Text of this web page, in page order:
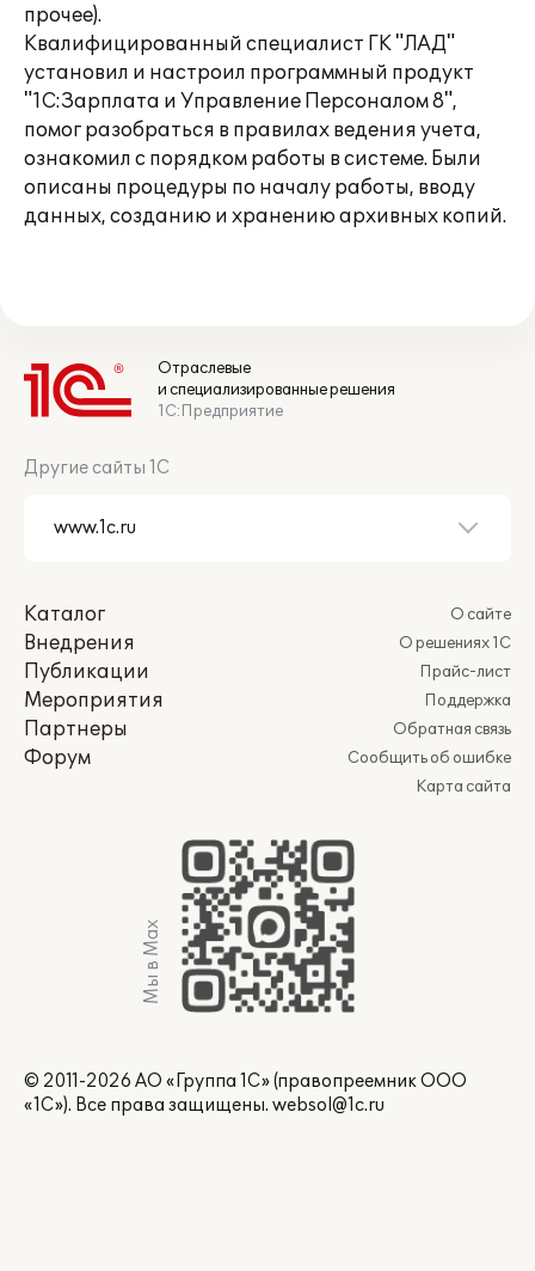
прочее).
Квалифицированный специалист ГК "ЛАД"
установил и настроил программный продукт
"1С:Зарплата и Управление Персоналом 8",
помог разобраться в правилах ведения учета,
ознакомил с порядком работы в системе. Были
описаны процедуры по началу работы, вводу
данных, созданию и хранению архивных копий.
Отраслевые
и специализированные решения
1С:Предприятие
Другие сайты 1С
Каталог
Внедрения
Публикации
Мероприятия
Партнеры
Форум
О сайте
О решениях 1С
Прайс-лист
Поддержка
Обратная связь
Сообщить об ошибке
Карта сайта
Мы в Max
© 2011-2026 АО «Группа 1С» (правопреемник ООО
«1С»). Все права защищены. websol@1c.ru